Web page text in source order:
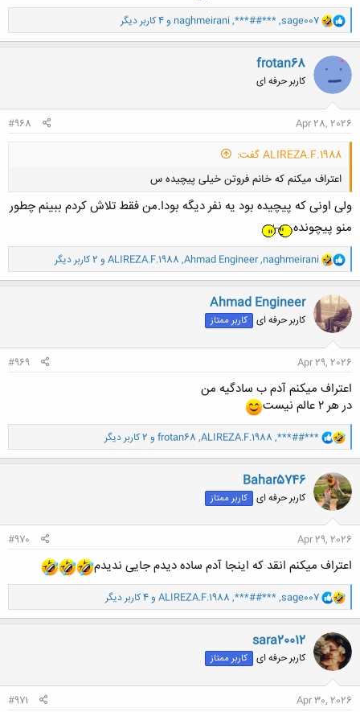
و
ا
ک
ن
ش
ه
:
sage007
,
***##***
,
naghmeirani و 4 کاربر دیگر
frotan68
کاربر حرفه ای
Apr 28, 2026
#968
ALIREZA.F.1988 گفت:
اعتراف میکنم که خانم فروتن خیلی پیچیده س
کلیک کنید تا باز شود...
ولی اونی که پیچیده بود یه نفر دیگه بودا.من فقط تلاش کردم ببینم چطور
منو پیچونده
و
ا
ک
ن
ش
ه
:
naghmeirani
,
Ahmad Engineer
,
ALIREZA.F.1988 و 2 کاربر دیگر
Ahmad Engineer
کاربر حرفه ای کاربر ممتاز
Apr 29, 2026
#969
اعتراف میکنم آدم ب سادگیه من
در هر ۲ عالم نیست
و
ا
ک
ن
ش
ه
:
***##***
,
ALIREZA.F.1988
,
frotan68 و 2 کاربر دیگر
Bahar5746
کاربر حرفه ای کاربر ممتاز
Apr 29, 2026
#970
اعتراف میکنم انقد که اینجا آدم ساده دیدم جایی ندیدم
و
ا
ک
ن
ش
ه
:
sage007
,
***##***
,
ALIREZA.F.1988 و 4 کاربر دیگر
sara20012
کاربر حرفه ای کاربر ممتاز
Apr 30, 2026
#971